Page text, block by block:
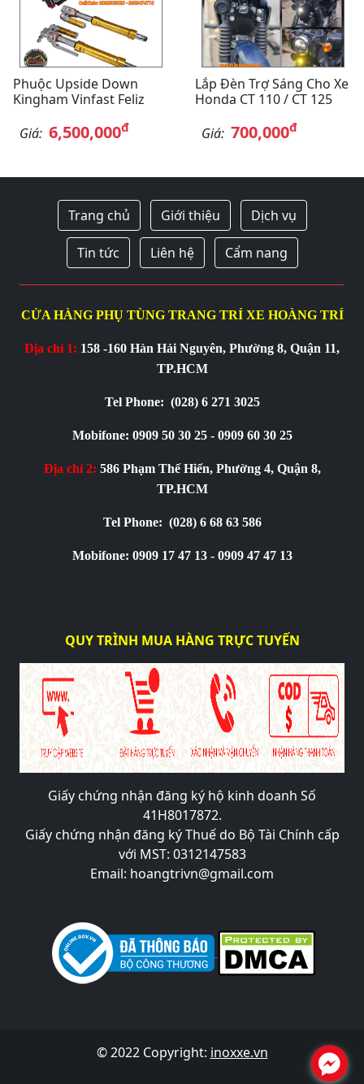
Phuộc Upside Down
Kingham Vinfast Feliz
Giá: 6,500,000đ
Lắp Đèn Trợ Sáng Cho Xe
Honda CT 110 / CT 125
Giá: 700,000đ
Trang chủ Giới thiệu Dịch vụ
Tin tức Liên hệ Cẩm nang
CỬA HÀNG PHỤ TÙNG TRANG TRÍ XE HOÀNG TRÍ
Địa chỉ 1: 158 -160 Hàn Hải Nguyên, Phường 8, Quận 11,
TP.HCM
Tel Phone: (028) 6 271 3025
Mobifone: 0909 50 30 25 - 0909 60 30 25
Địa chỉ 2: 586 Phạm Thế Hiển, Phường 4, Quận 8,
TP.HCM
Tel Phone: (028) 6 68 63 586
Mobifone: 0909 17 47 13 - 0909 47 47 13
QUY TRÌNH MUA HÀNG TRỰC TUYẾN
Giấy chứng nhận đăng ký hộ kinh doanh Số
41H8017872.
Giấy chứng nhận đăng ký Thuế do Bộ Tài Chính cấp
với MST: 0312147583
Email: hoangtrivn@gmail.com
© 2022 Copyright: inoxxe.vn
.